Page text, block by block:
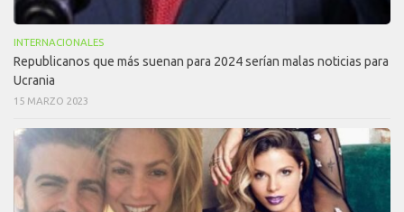
INTERNACIONALES
Republicanos que más suenan para 2024 serían malas noticias para
Ucrania
15 MARZO 2023